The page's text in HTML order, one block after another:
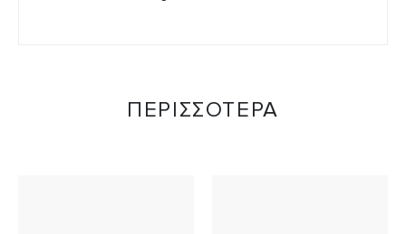
ΠΕΡΙΣΣΟΤΕΡΑ